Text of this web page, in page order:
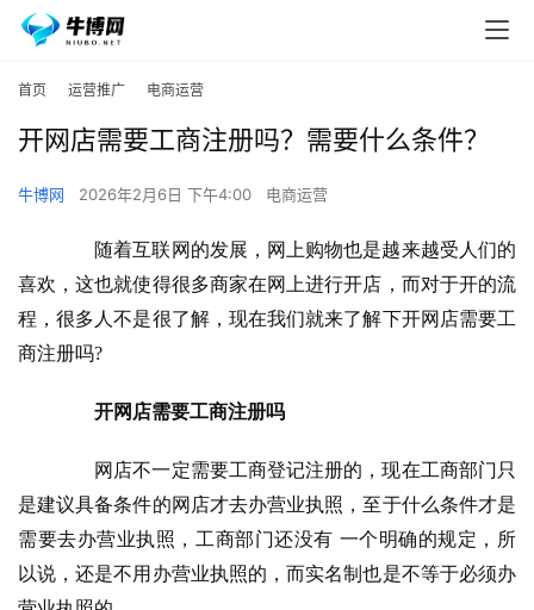
首页 运营推广 电商运营
开网店需要工商注册吗？需要什么条件？
牛博网 2026年2月6日 下午4:00 电商运营
随着互联网的发展，网上购物也是越来越受人们的
喜欢，这也就使得很多商家在网上进行开店，而对于开的流
程，很多人不是很了解，现在我们就来了解下开网店需要工
商注册吗?
开网店需要工商注册吗
网店不一定需要工商登记注册的，现在工商部门只
是建议具备条件的网店才去办营业执照，至于什么条件才是
需要去办营业执照，工商部门还没有 一个明确的规定，所
以说，还是不用办营业执照的，而实名制也是不等于必须办